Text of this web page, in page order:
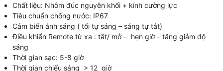
Chất liệu: Nhôm đúc nguyên khối + kính cường lực
Tiêu chuẩn chống nước: IP67
Cảm biến ánh sáng ( tối tự sáng – sáng tự tắt)
Điều khiển Remote từ xa : tắt/ mở – hẹn giờ – tăng giảm độ
sáng
Thời gian sạc: 5-8 giờ
Thời gian chiếu sáng > 12 giờ